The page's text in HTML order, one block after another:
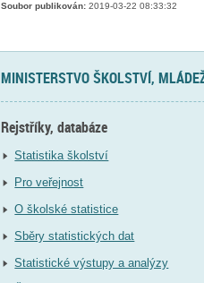
Soubor publikován: 2019-03-22 08:33:32
MINISTERSTVO ŠKOLSTVÍ,
Rejstříky, databáze
Statistika školství
Pro veřejnost
O školské statistice
Sběry statistických dat
Statistické výstupy a analýzy